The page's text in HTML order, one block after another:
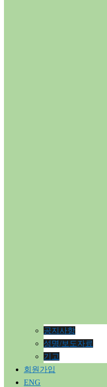
공지사항
성명/보도자료
기고
회원가입
ENG